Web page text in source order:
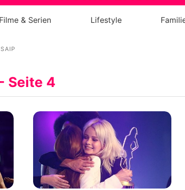
Familie & Liebe
Promiflash Exklusiv
Alle Themen auf Promiflash
Filme & Serien Lifestyle
Seite 4